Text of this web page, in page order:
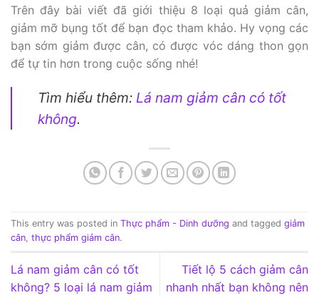
Trên đây bài viết đã giới thiệu 8 loại quả giảm cân,
giảm mỡ bụng tốt để bạn đọc tham khảo. Hy vọng các
bạn sớm giảm được cân, có được vóc dáng thon gọn
để tự tin hơn trong cuộc sống nhé!
Tìm hiểu thêm: Lá nam giảm cân có tốt
không.
This entry was posted in Thực phẩm - Dinh dưỡng and tagged giảm
cân thực phẩm giảm cân.
Lá nam giảm cân có tốt
không? 5 loại lá nam giảm
Tiết lộ 5 cách giảm cân
nhanh nhất bạn không nên